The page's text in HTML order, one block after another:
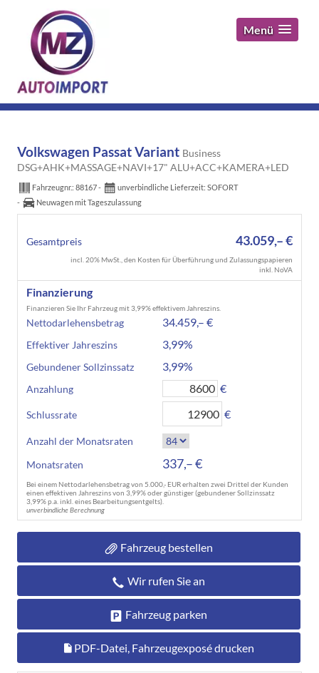
Menü
Volkswagen Passat Variant Business
DSG+AHK+MASSAGE+NAVI+17" ALU+ACC+KAMERA+LED
Fahrzeugnr.: 88167
unverbindliche Lieferzeit: SOFORT
Neuwagen mit Tageszulassung
Gesamtpreis 43.059,– €
incl. 20% MwSt., den Kosten für Überführung und Zulassungspapieren
inkl. NoVA
Finanzierung
Finanzieren Sie Ihr Fahrzeug mit 3,99% effektivem Jahreszins.
Nettodarlehensbetrag 34.459,– €
Effektiver Jahreszins 3,99%
Gebundener Sollzinssatz 3,99%
Anzahlung €
Schlussrate €
Anzahl der Monatsraten
Monatsraten
337,– €
Bei einem Nettodarlehensbetrag von 5.000,- EUR erhalten zwei Drittel der Kunden
einen effektiven Jahreszins von 3,99% oder günstiger (gebundener Sollzinssatz
3,99% p.a. inkl. eines Bearbeitungsentgelts).
unverbindliche Berechnung
Fahrzeug bestellen
Wir rufen Sie an
Fahrzeug parken
PDF-Datei, Fahrzeugexposé drucken